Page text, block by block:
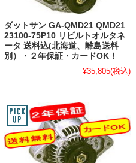
ダットサン GA-QMD21 QMD21
23100-75P10 リビルトオルタネ
ータ 送料込(北海道、離島送料
別）・２年保証・カードOK！
¥35,805(税込)